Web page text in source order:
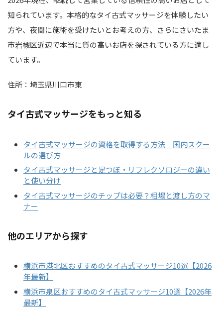
知られています。本格的なタイ古式マッサージを体験したい
方や、夜間に施術を受けたいとお考えの方、さらにさいたま
市岩槻区近辺で本当に質の高いお店を探されている方に適し
ています。
住所：埼玉県川口市東
タイ古式マッサージをもっと知る
タイ古式マッサージの資格を取得する方法｜国内スクー
ルの選び方
タイ古式マッサージと足つぼ・リフレクソロジーの違い
と使い分け
タイ古式マッサージのチップは必要？相場と渡し方のマ
ナー
他のエリアから探す
横浜市港北区おすすめのタイ古式マッサージ10選【2026
年最新】
横浜市泉区おすすめのタイ古式マッサージ10選【2026年
最新】